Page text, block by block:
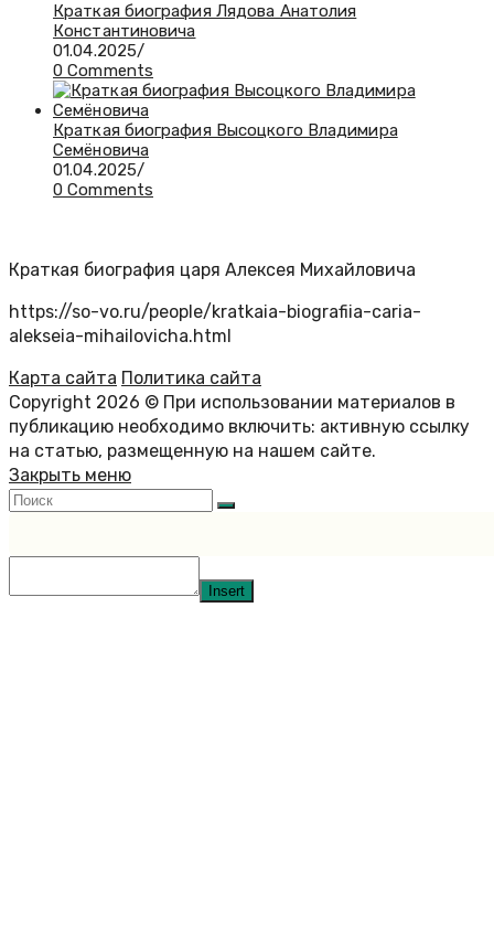
Краткая биография Лядова Анатолия
Константиновича
01.04.2025/
0 Comments
Краткая биография Высоцкого Владимира
Семёновича
01.04.2025/
0 Comments
Краткая биография царя Алексея Михайловича
https://so-vo.ru/people/kratkaia-biografiia-caria-
alekseia-mihailovicha.html
Карта сайта Политика сайта
Copyright 2026 © При использовании материалов в
публикацию необходимо включить: активную ссылку
на статью, размещенную на нашем сайте.
Закрыть меню
Insert